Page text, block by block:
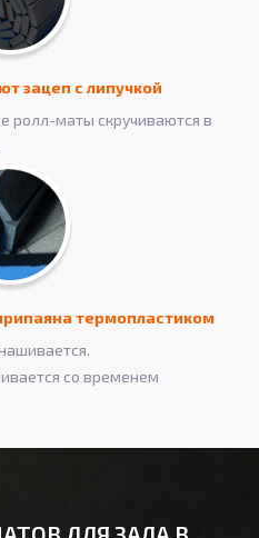
зацеп с липучкой
ролл-маты скручиваются в
термопластиком
со временем